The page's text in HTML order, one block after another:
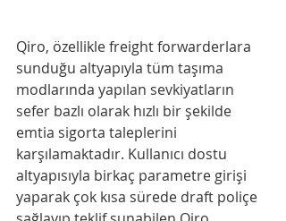
Qiro, özellikle freight forwarderlara
sunduğu altyapıyla tüm taşıma
modlarında yapılan sevkiyatların
sefer bazlı olarak hızlı bir şekilde
emtia sigorta taleplerini
karşılamaktadır. Kullanıcı dostu
altyapısıyla birkaç parametre girişi
yaparak çok kısa sürede draft poliçe